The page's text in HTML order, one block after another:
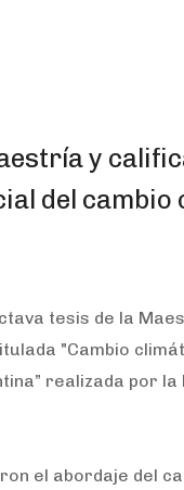
y
del cambio
tesis de la
"Cambio
realizada por
el abordaje del